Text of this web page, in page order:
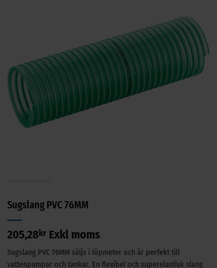
Sugslang PVC 76MM
205,28 kr Exkl moms
Sugslang PVC 76MM säljs i löpmeter och är perfekt till
vattenpumpar och tankar. En flexibel och superelastisk slang